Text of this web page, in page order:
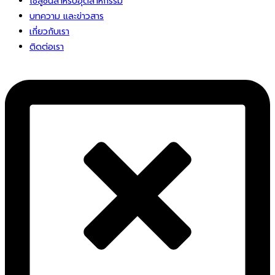
บทความ และข่าวสาร
เกี่ยวกับเรา
ติดต่อเรา